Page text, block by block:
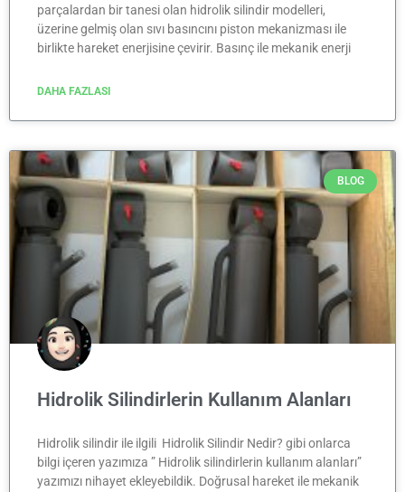
parçalardan bir tanesi olan hidrolik silindir modelleri,
üzerine gelmiş olan sıvı basıncını piston mekanizması ile
birlikte hareket enerjisine çevirir. Basınç ile mekanik enerji
DAHA FAZLASI
BLOG
Hidrolik Silindirlerin Kullanım Alanları
Hidrolik silindir ile ilgili Hidrolik Silindir Nedir? gibi onlarca
bilgi içeren yazımıza ” Hidrolik silindirlerin kullanım alanları”
yazımızı nihayet ekleyebildik. Doğrusal hareket ile mekanik